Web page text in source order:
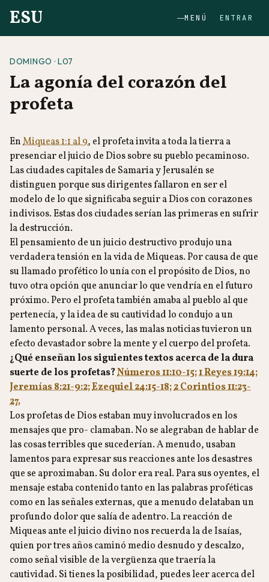
ESU MENÚ ENTRAR
DOMINGO · L07
La agonía del corazón del
profeta
EnMiqueas 1:1 al 9, el profeta invita a toda la tierra a
presenciar el juicio de Dios sobre su pueblo pecaminoso.
Las ciudades capitales de Samaria y Jerusalén se
distinguen porque sus dirigentes fallaron en ser el
modelo de lo que significaba seguir a Dios con corazones
indivisos. Estas dos ciudades serían las primeras en sufrir
la destrucción.
El pensamiento de un juicio destructivo produjo una
verdadera tensión en la vida de Miqueas. Por causa de que
su llamado profético lo unía con el propósito de Dios, no
tuvo otra opción que anunciar lo que vendría en el futuro
próximo. Pero el profeta también amaba al pueblo al que
pertenecía, y la idea de su cautividad lo condujo a un
lamento personal. A veces, las malas noticias tuvieron un
efecto devastador sobre la mente y el cuerpo del profeta.
¿Qué enseñan los siguientes textos acerca de la dura
suerte de los profetas?Números 11:10-15;1 Reyes 19:14;
Jeremías 8:21-9:2;Ezequiel 24:15-18;2 Corintios 11:23-
27.
Los profetas de Dios estaban muy involucrados en los
mensajes que pro- clamaban. No se alegraban de hablar de
las cosas terribles que sucederían. A menudo, usaban
lamentos para expresar sus reacciones ante los desastres
que se aproximaban. Su dolor era real. Para sus oyentes, el
mensaje estaba contenido tanto en las palabras proféticas
como en las señales externas, que a menudo delataban un
profundo dolor que salía de adentro. La reacción de
Miqueas ante el juicio divino nos recuerda la de Isaías,
quien por tres años caminó medio desnudo y descalzo,
como señal visible de la vergüenza que traería la
cautividad. Si tienes la posibilidad, puedes leer acerca del